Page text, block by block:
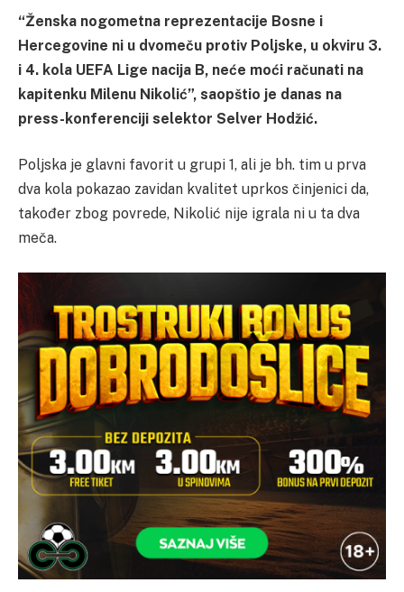
“Ženska nogometna reprezentacije Bosne i
Hercegovine ni u dvomeču protiv Poljske, u okviru 3.
i 4. kola UEFA Lige nacija B, neće moći računati na
kapitenku Milenu Nikolić”, saopštio je danas na
press-konferenciji selektor Selver Hodžić.
Poljska je glavni favorit u grupi 1, ali je bh. tim u prva
dva kola pokazao zavidan kvalitet uprkos činjenici da,
također zbog povrede, Nikolić nije igrala ni u ta dva
meča.